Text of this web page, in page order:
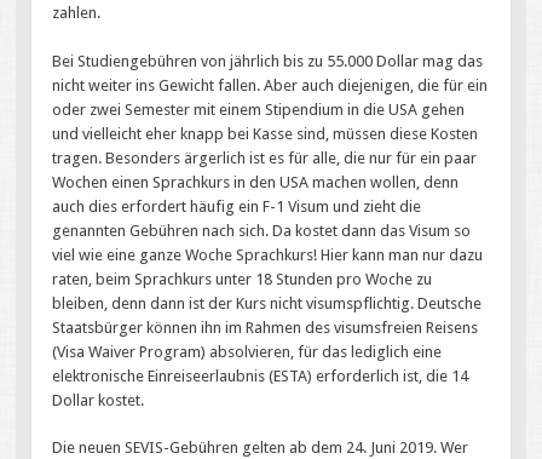
zahlen.
Bei Studiengebühren von jährlich bis zu 55.000 Dollar mag das
nicht weiter ins Gewicht fallen. Aber auch diejenigen, die für ein
oder zwei Semester mit einem Stipendium in die USA gehen
und vielleicht eher knapp bei Kasse sind, müssen diese Kosten
tragen. Besonders ärgerlich ist es für alle, die nur für ein paar
Wochen einen Sprachkurs in den USA machen wollen, denn
auch dies erfordert häufig ein F-1 Visum und zieht die
genannten Gebühren nach sich. Da kostet dann das Visum so
viel wie eine ganze Woche Sprachkurs! Hier kann man nur dazu
raten, beim Sprachkurs unter 18 Stunden pro Woche zu
bleiben, denn dann ist der Kurs nicht visumspflichtig. Deutsche
Staatsbürger können ihn im Rahmen des visumsfreien Reisens
(Visa Waiver Program) absolvieren, für das lediglich eine
elektronische Einreiseerlaubnis (ESTA) erforderlich ist, die 14
Dollar kostet.
Die neuen SEVIS-Gebühren gelten ab dem 24. Juni 2019. Wer